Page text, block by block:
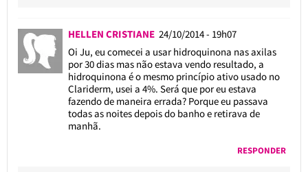
HELLEN CRISTIANE 24/10/2014 - 19h07
Oi Ju, eu comecei a usar hidroquinona nas axilas
por 30 dias mas não estava vendo resultado, a
hidroquinona é o mesmo princípio ativo usado no
Clariderm, usei a 4%. Será que por eu estava
fazendo de maneira errada? Porque eu passava
todas as noites depois do banho e retirava de
manhã.
RESPONDER